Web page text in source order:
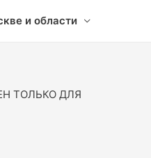
и области
ТОЛЬКО ДЛЯ